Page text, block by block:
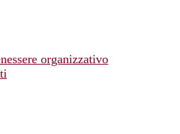
organizzativo